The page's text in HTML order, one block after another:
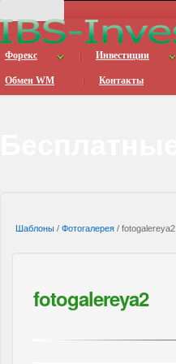
Форекс Инвестиции
Обмен WM Контакты
Шаблоны / Фотогалерея / fotogalereya2
fotogalereya2